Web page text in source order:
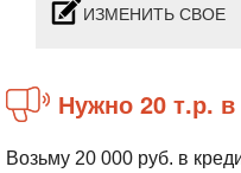
ИЗМЕНИТЬ СВОЕ
Нужно 20 т.р.
Возьму 20 000 руб. в